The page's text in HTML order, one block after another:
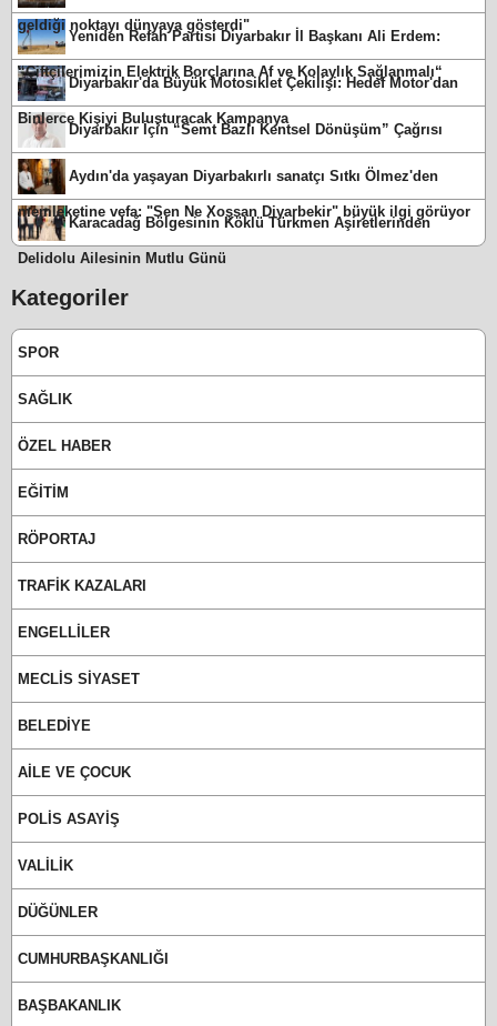
geldiği noktayı dünyaya gösterdi"
Yeniden Refah Partisi Diyarbakır İl Başkanı Ali Erdem:
“Çiftçilerimizin Elektrik Borçlarına Af ve Kolaylık Sağlanmalı“
Diyarbakır'da Büyük Motosiklet Çekilişi: Hedef Motor'dan
Binlerce Kişiyi Buluşturacak Kampanya
Diyarbakır İçin “Semt Bazlı Kentsel Dönüşüm” Çağrısı
Aydın'da yaşayan Diyarbakırlı sanatçı Sıtkı Ölmez'den
memleketine vefa: "Sen Ne Xoşsan Diyarbekir" büyük ilgi görüyor
Karacadağ Bölgesinin Köklü Türkmen Aşiretlerinden
Delidolu Ailesinin Mutlu Günü
Kategoriler
SPOR
SAĞLIK
ÖZEL HABER
EĞİTİM
RÖPORTAJ
TRAFİK KAZALARI
ENGELLİLER
MECLİS SİYASET
BELEDİYE
AİLE VE ÇOCUK
POLİS ASAYİŞ
VALİLİK
DÜĞÜNLER
CUMHURBAŞKANLIĞI
BAŞBAKANLIK